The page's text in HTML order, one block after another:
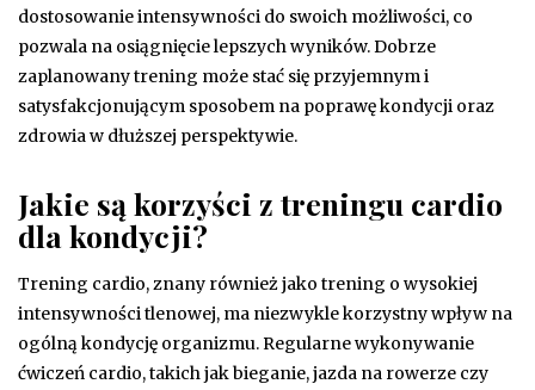
dostosowanie intensywności do swoich możliwości, co
pozwala na osiągnięcie lepszych wyników. Dobrze
zaplanowany trening może stać się przyjemnym i
satysfakcjonującym sposobem na poprawę kondycji oraz
zdrowia w dłuższej perspektywie.
Jakie są korzyści z treningu cardio
dla kondycji?
Trening cardio, znany również jako trening o wysokiej
intensywności tlenowej, ma niezwykle korzystny wpływ na
ogólną kondycję organizmu. Regularne wykonywanie
ćwiczeń cardio, takich jak bieganie, jazda na rowerze czy